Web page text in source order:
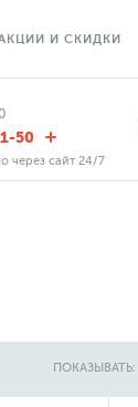
И СКИДКИ
50
через сайт 24/7
ПОКАЗЫВАТЬ: